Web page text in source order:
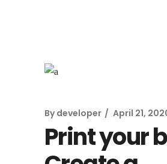
By developer April 21,
Print your